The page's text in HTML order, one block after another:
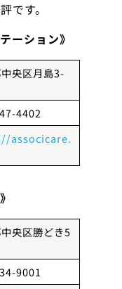
です。
ーション》
央区月島3-
4402
associcare.
央区勝どき5
9001